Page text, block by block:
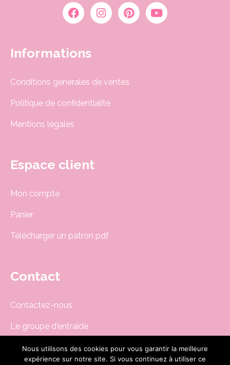
Informations
Conditions générales de ventes
Politique de confidentialité
Mentions légales
Espace client
Mon compte
Panier
Télécharger un patron pdf
Contact
Contactez-nous
Le groupe d'entraide
Newsletter
Nous utilisons des cookies pour vous garantir la meilleure
expérience sur notre site. Si vous continuez à utiliser ce